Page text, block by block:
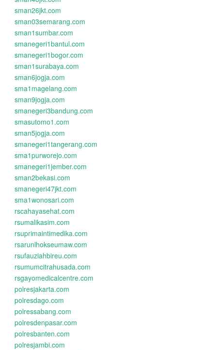
sman26jkt.com
sman03semarang.com
sman1sumbar.com
smanegeri1bantul.com
smanegeri1bogor.com
sman1surabaya.com
sman6jogja.com
sma1magelang.com
sman9jogja.com
smanegeri3bandung.com
smasutomo1.com
sman5jogja.com
smanegeri1tangerang.com
sma1purworejo.com
smanegeri1jember.com
sman2bekasi.com
smanegeri47jkt.com
sma1wonosari.com
rscahayasehat.com
rsumalikasim.com
rsuprimaintimedika.com
rsarunlhokseumaw.com
rsufauziahbireu.com
rsumumcitrahusada.com
rsgayomedicalcentre.com
polresjakarta.com
polresdago.com
polressabang.com
polresdenpasar.com
polresbanten.com
polresjambi.com